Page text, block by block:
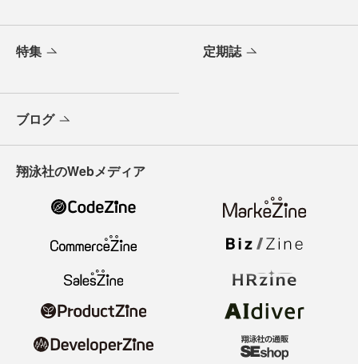
特集 定期誌
ブログ
翔泳社のWebメディア